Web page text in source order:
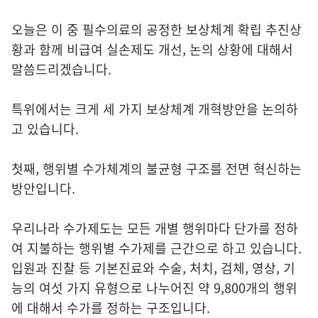
오늘은 이 중 필수의료의 공정한 보상체계 확립 추진상
황과 함께 비급여 실손제도 개선, 논의 상황에 대해서
말씀드리겠습니다.
특위에서는 크게 세 가지 보상체계 개혁방안을 논의하
고 있습니다.
첫째, 행위별 수가체계의 불균형 구조를 전면 혁신하는
방안입니다.
우리나라 수가제도는 모든 개별 행위마다 단가를 정하
여 지불하는 행위별 수가제를 근간으로 하고 있습니다.
입원과 진찰 등 기본진료와 수술, 처치, 검체, 영상, 기
능의 여섯 가지 유형으로 나누어진 약 9,800개의 행위
에 대해서 수가를 정하는 구조입니다.